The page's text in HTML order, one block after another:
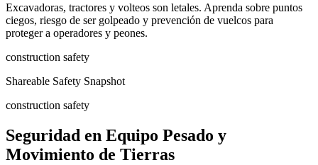
Excavadoras, tractores y volteos son letales. Aprenda sobre puntos
ciegos, riesgo de ser golpeado y prevención de vuelcos para
proteger a operadores y peones.
construction safety
Shareable Safety Snapshot
construction safety
Seguridad en Equipo Pesado y
Movimiento de Tierras